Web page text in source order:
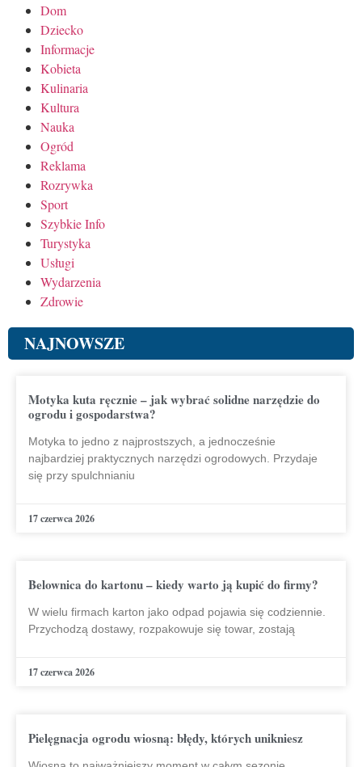
Dom
Dziecko
Informacje
Kobieta
Kulinaria
Kultura
Nauka
Ogród
Reklama
Rozrywka
Sport
Szybkie Info
Turystyka
Usługi
Wydarzenia
Zdrowie
NAJNOWSZE
Motyka kuta ręcznie – jak wybrać solidne narzędzie do
ogrodu i gospodarstwa?
Motyka to jedno z najprostszych, a jednocześnie
najbardziej praktycznych narzędzi ogrodowych. Przydaje
się przy spulchnianiu
17 czerwca 2026
Belownica do kartonu – kiedy warto ją kupić do firmy?
W wielu firmach karton jako odpad pojawia się codziennie.
Przychodzą dostawy, rozpakowuje się towar, zostają
17 czerwca 2026
Pielęgnacja ogrodu wiosną: błędy, których unikniesz